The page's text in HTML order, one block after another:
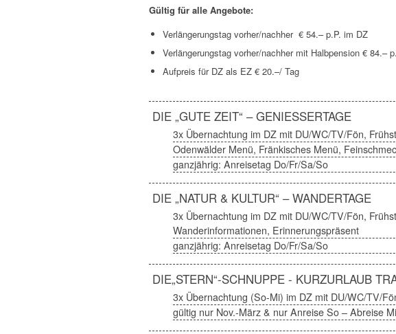
Gültig für alle Angebote:
Verlängerungstag vorher/nachher € 54.– p.P. im DZ
Verlängerungstag vorher/nachher mit Halbpension € 84.–
Aufpreis für DZ als EZ € 20.–/ Tag
DIE „GUTE ZEIT“ – GENIESSERTAGE
3x Übernachtung im DZ mit DU/WC/TV/Fön,
Odenwälder Menü, Fränkisches Menü,
ganzjährig: Anreisetag Do/Fr/Sa/So
DIE „NATUR & KULTUR“ – WANDERTAGE
3x Übernachtung im DZ mit DU/WC/TV/Fön,
Wanderinformationen, Erinnerungspräsent
ganzjährig: Anreisetag Do/Fr/Sa/So
DIE„STERN“-SCHNUPPE - KURZURLAUB
3x Übernachtung (So-Mi) im DZ mit DU/WC/TV/
gültig nur Nov.-März & nur Anreise So – Abreise Mi